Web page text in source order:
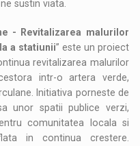
sustin viata.
- Revitalizarea malurilor
a statiunii” este un proiect
revitalizarea malurilor
intr-o artera verde,
Initiativa porneste de
unor spatii publice verzi,
comunitatea locala si
in continua crestere.